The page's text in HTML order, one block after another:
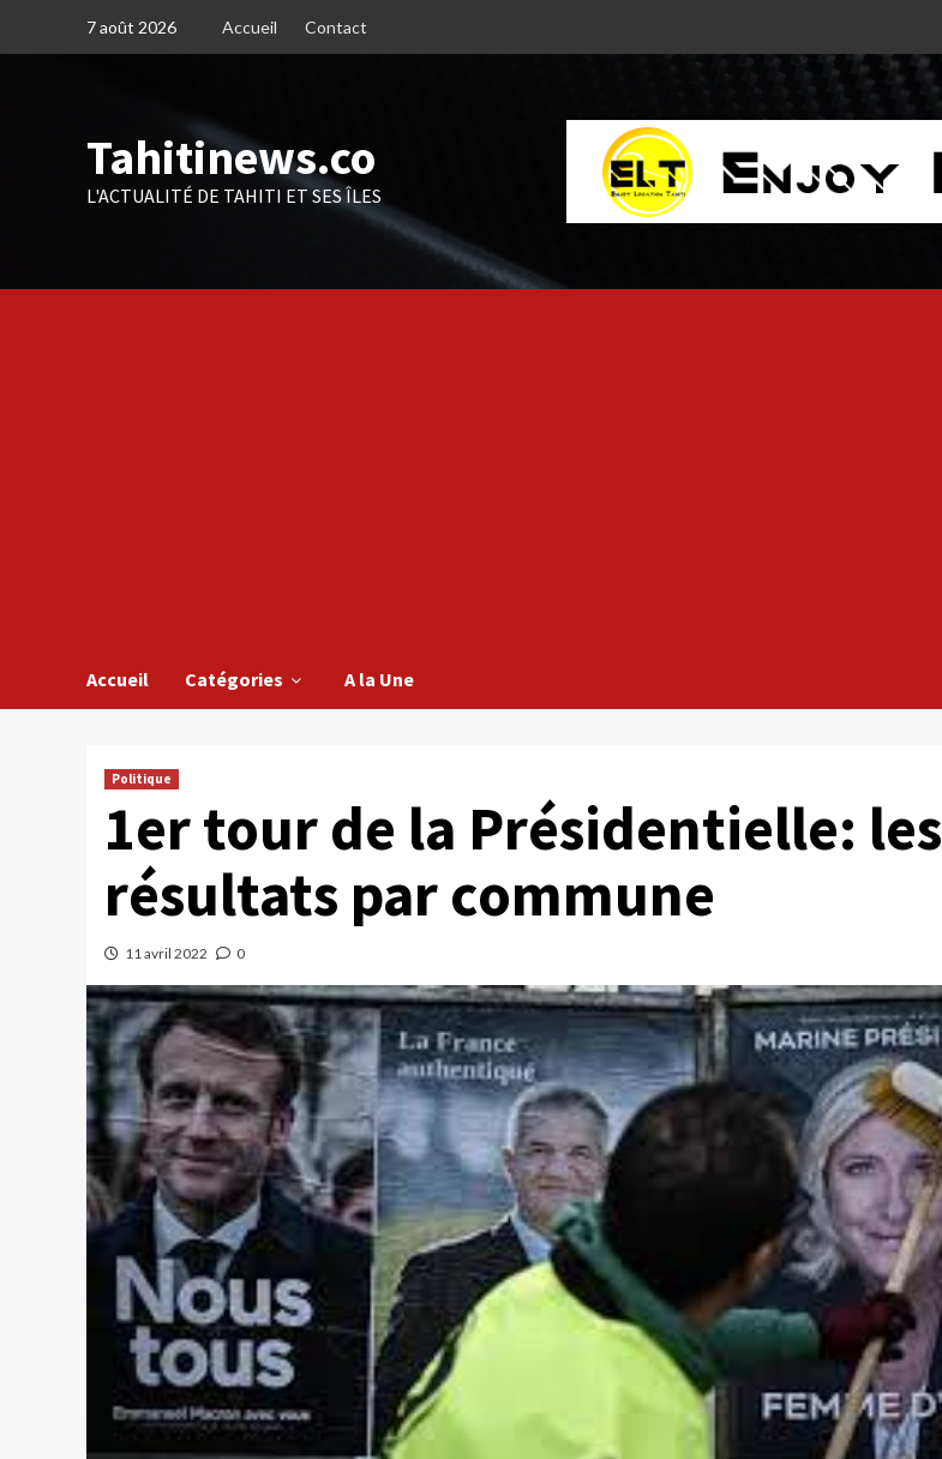
7 août 2026 Accueil Contact
Tahitinews.co
L'ACTUALITÉ DE TAHITI ET SES ÎLES
Accueil Catégories A la Une
Politique
1er tour de la Présidentielle: les
résultats par commune
11 avril 2022 0